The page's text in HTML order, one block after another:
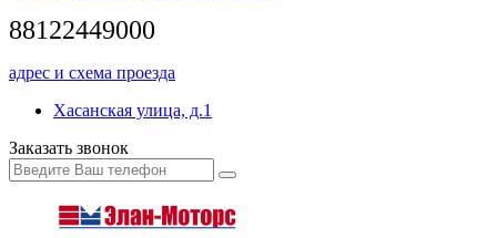
88122449000
адрес и схема проезда
Хасанская улица, д.1
Заказать звонок